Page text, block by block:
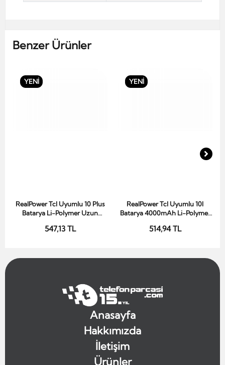
Benzer Ürünler
YENİ
Sepete Ekle
RealPower Tcl Uyumlu 10 Plus
Batarya Li-Polymer Uzun
547,13 TL
YENİ
Sepete Ekle
RealPower Tcl Uyumlu 10l
Batarya 4000mAh Li-Polymer
514,94 TL
Anasayfa
Hakkımızda
İletişim
Ürünler